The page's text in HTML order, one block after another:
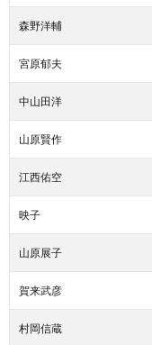
森野洋輔
宮原郁夫
中山田洋
山原賢作
江西佑空
映子
山原展子
賀来武彦
村岡信蔵